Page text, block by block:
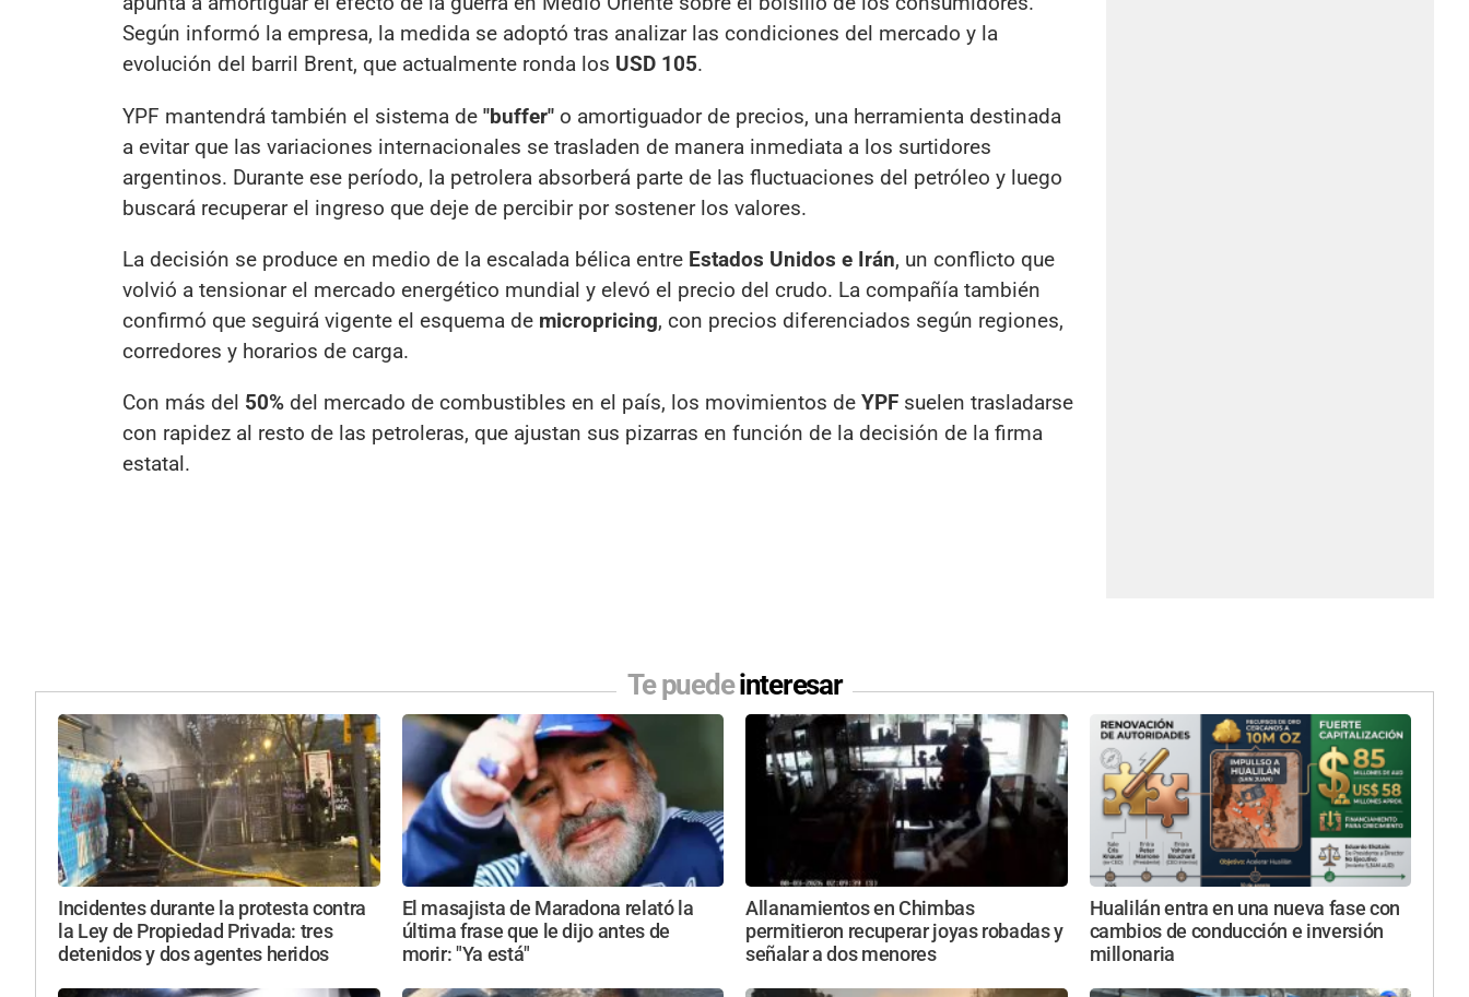
Según informó la empresa, la medida se adoptó tras analizar las condiciones del mercado y la
evolución del barril Brent, que actualmente ronda los USD 105.
YPF mantendrá también el sistema de "buffer" o amortiguador de precios, una herramienta destinada
a evitar que las variaciones internacionales se trasladen de manera inmediata a los surtidores
argentinos. Durante ese período, la petrolera absorberá parte de las fluctuaciones del petróleo y luego
buscará recuperar el ingreso que deje de percibir por sostener los valores.
La decisión se produce en medio de la escalada bélica entre Estados Unidos e Irán, un conflicto que
volvió a tensionar el mercado energético mundial y elevó el precio del crudo. La compañía también
confirmó que seguirá vigente el esquema de micropricing, con precios diferenciados según regiones,
corredores y horarios de carga.
Con más del 50% del mercado de combustibles en el país, los movimientos de YPF suelen trasladarse
con rapidez al resto de las petroleras, que ajustan sus pizarras en función de la decisión de la firma
estatal.
Te puedeinteresar
Incidentes durante la protesta contra
la Ley de Propiedad Privada: tres
detenidos y dos agentes heridos
El masajista de Maradona relató la
última frase que le dijo antes de
morir: "Ya está"
Allanamientos en Chimbas
permitieron recuperar joyas robadas y
señalar a dos menores
Hualilán entra en una nueva fase con
cambios de conducción e inversión
millonaria